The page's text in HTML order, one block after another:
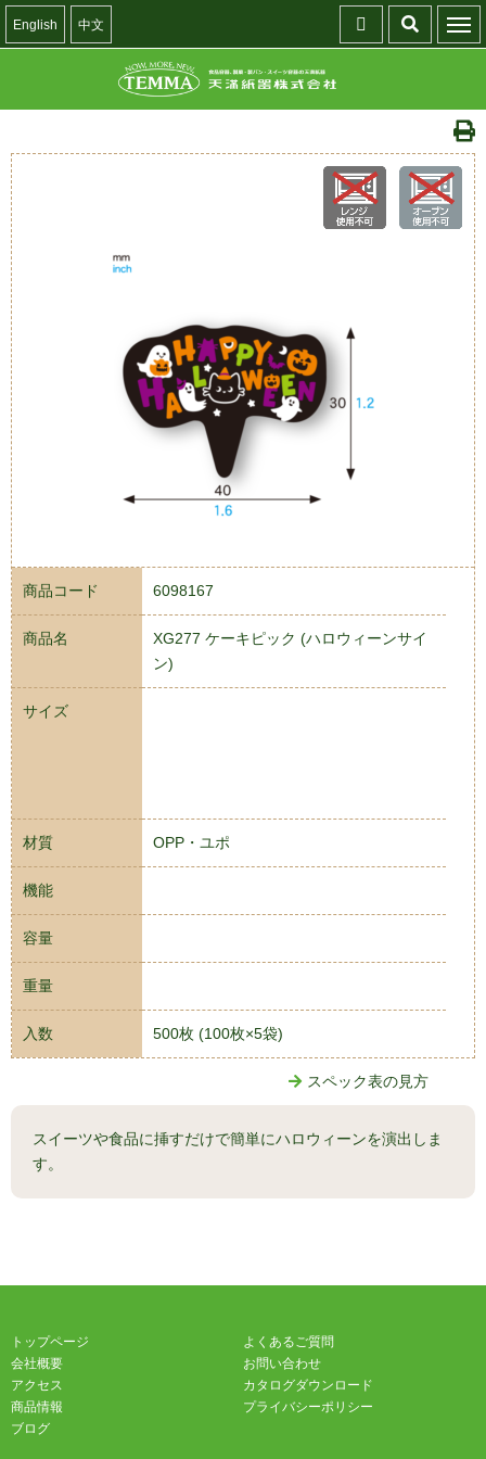
English 中文
商品コード 6098167
商品名
XG277 ケーキピック (ハロウィーンサイ
ン)
サイズ
材質 OPP・ユポ
機能
容量
重量
入数 500枚 (100枚×5袋)
スペック表の見方
スイーツや食品に挿すだけで簡単にハロウィーンを演出しま
す。
トップページ
会社概要
アクセス
商品情報
ブログ
よくあるご質問
お問い合わせ
カタログダウンロード
プライバシーポリシー